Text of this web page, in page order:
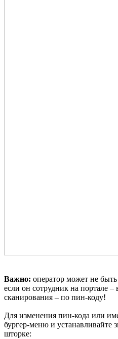
Важно: оператор может не
если он сотрудник на портале
сканирования – по пин-коду!
Для изменения пин-кода или
бургер-меню и устанавливайте
шторке: